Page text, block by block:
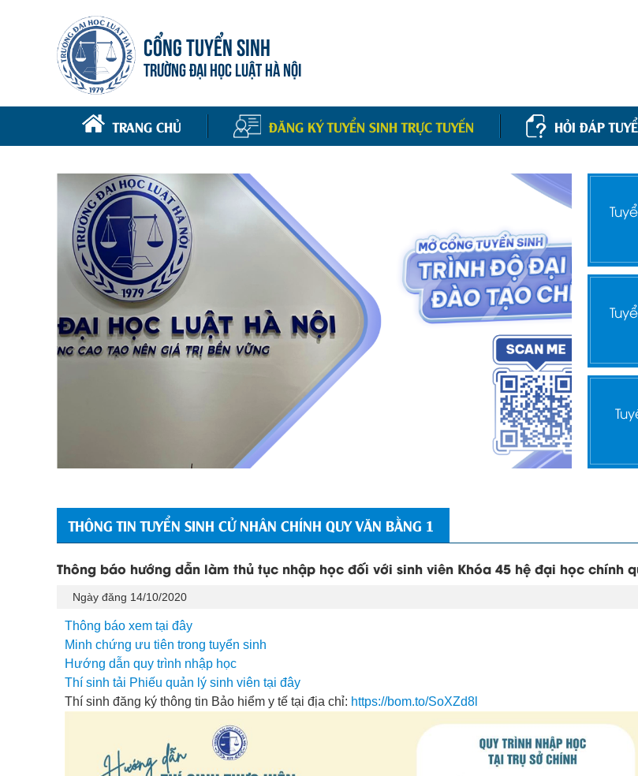
CỔNG TUYỂN SINH
TRƯỜNG ĐẠI HỌC LUẬT HÀ NỘI
TRANG CHỦ ĐĂNG KÝ TUYỂN SINH TRỰC TUYẾN HỎI ĐÁP
THÔNG TIN TUYỂN SINH CỬ NHÂN CHÍNH QUY VĂN BẰNG 1
Thông báo hướng dẫn làm thủ tục nhập học đối với sinh viên Khóa 45 hệ đại học chính
Ngày đăng 14/10/2020
Thông báo xem tại đây
Minh chứng ưu tiên trong tuyển sinh
Hướng dẫn quy trình nhập học
Thí sinh tải Phiếu quản lý sinh viên tại đây
Thí sinh đăng ký thông tin Bảo hiểm y tế tại địa chỉ: https://bom.to/SoXZd8l